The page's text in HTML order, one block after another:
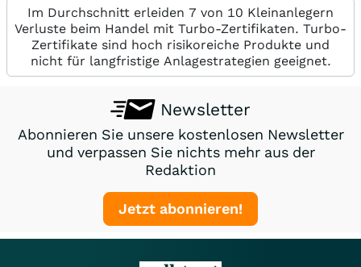
Im Durchschnitt erleiden 7 von 10 Kleinanlegern
Verluste beim Handel mit Turbo-Zertifikaten. Turbo-
Zertifikate sind hoch risikoreiche Produkte und
nicht für langfristige Anlagestrategien geeignet.
Newsletter
Abonnieren Sie unsere kostenlosen Newsletter
und verpassen Sie nichts mehr aus der
Redaktion
Jetzt abonnieren!